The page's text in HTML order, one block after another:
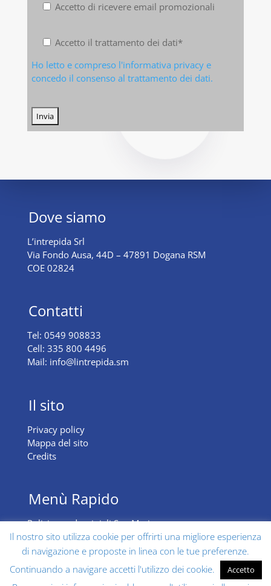
Accetto di ricevere email promozionali
Accetto il trattamento dei dati*
Ho letto e compreso l'informativa privacy e
concedo il consenso al trattamento dei dati.
Dove siamo
L’intrepida Srl
Via Fondo Ausa, 44D – 47891 Dogana RSM
COE 02824
Contatti
Tel: 0549 908833
Cell: 335 800 4496
Mail: info@lintrepida.sm
Il sito
Privacy policy
Mappa del sito
Credits
Menù Rapido
Pulizie condominiali San Marino
Pulizie domestiche San Marino
Il nostro sito utilizza cookie per offrirti una migliore esperienza
di navigazione e proposte in linea con le tue preferenze.
Continuando a navigare accetti l'utilizzo dei cookie.
Accetto